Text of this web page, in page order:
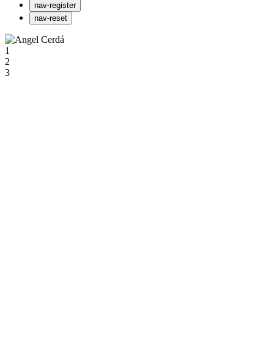
nav-register
nav-reset
1
2
3